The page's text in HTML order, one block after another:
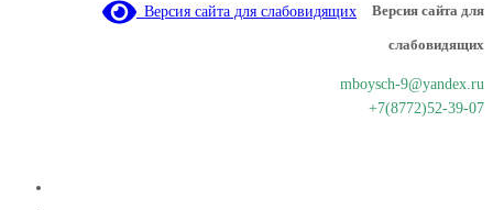
Версия сайта для слабовидящих Версия сайта для
слабовидящих
mboysch-9@yandex.ru
+7(8772)52-39-07